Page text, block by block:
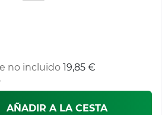
no incluido 19,85 €
AÑADIR A LA CESTA